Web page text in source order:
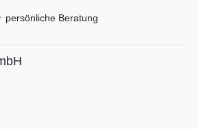
persönliche Beratung